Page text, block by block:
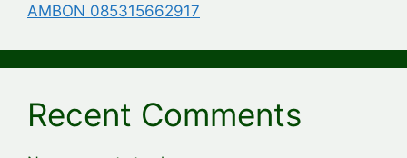
AMBON 085315662917
Recent Comments